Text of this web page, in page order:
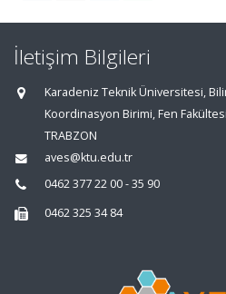
İletişim Bilgileri
Karadeniz Teknik Üniversitesi,
Koordinasyon Birimi, Fen
TRABZON
aves@ktu.edu.tr
0462 377 22 00 - 35 90
0462 325 34 84